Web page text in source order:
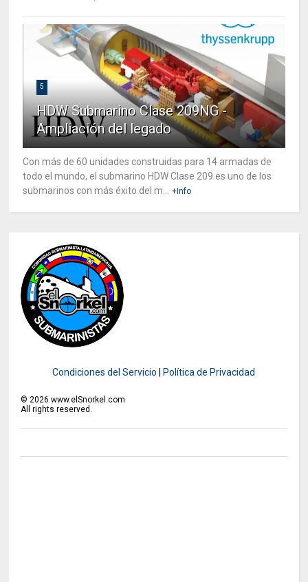
5
HDW Submarino Clase 209NG -
Ampliación del legado
Con más de 60 unidades construidas para 14 armadas de
todo el mundo, el submarino HDW Clase 209 es uno de los
submarinos con más éxito del m... +Info
Condiciones del Servicio Política de Privacidad
©2026 www.elSnorkel.com
All rights reserved.